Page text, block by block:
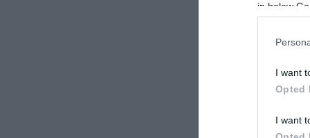
in below
I want
Opted
I want